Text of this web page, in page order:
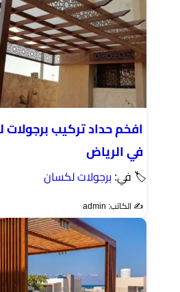
افخم حداد تركيب
في الرياض
🏷 في: برجولات لكسان
✍️ الكاتب: admin